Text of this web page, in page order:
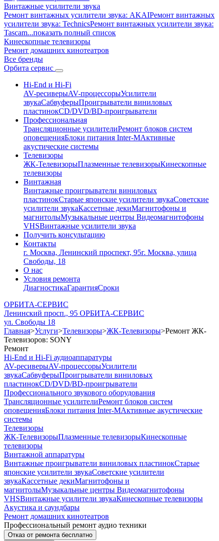
Винтажные усилители звука
Ремонт винтажных усилители звука: AKAIРемонт винтажных
усилители звука: TechnicsРемонт винтажных усилители звука:
Tascam...показать полный список
Кинескопные телевизоры
Ремонт домашних кинотеатров
Все бренды
Орбита сервис
Hi-End и Hi-Fi
AV-ресиверыAV-процессорыУсилители
звукаСабвуферыПроигрыватели виниловых
пластинокCD/DVD/BD-проигрыватели
Профессиональная
Трансляционные усилителиРемонт блоков систем
оповещенияБлоки питания Inter-MАктивные
акустические системы
Телевизоры
ЖК-ТелевизорыПлазменные телевизорыКинескопные
телевизоры
Винтажная
Винтажные проигрыватели виниловых
пластинокСтарые японские усилители звукаСоветские
усилители звукаКассетные декиМагнитофоны и
магнитолыМузыкальные центры Видеомагнитофоны
VHSВинтажные усилители звука
Получить консультацию
Контакты
г. Москва, Ленинский проспект, 95г. Москва, улица
Свободы, 18
О нас
Условия ремонта
ДиагностикаГарантияСроки
ОРБИТА-СЕРВИС
Ленинский просп., 95 ОРБИТА-СЕРВИС
ул. Свободы 18
Главная>Услуги>Телевизоры>ЖК-Телевизоры>Ремонт ЖК-
Телевизоров: SONY
Ремонт
Hi-End и Hi-Fi аудиоаппаратуры
AV-ресиверыAV-процессорыУсилители
звукаСабвуферыПроигрыватели виниловых
пластинокCD/DVD/BD-проигрыватели
Профессионального звукового оборудования
Трансляционные усилителиРемонт блоков систем
оповещенияБлоки питания Inter-MАктивные акустические
системы
Телевизоры
ЖК-ТелевизорыПлазменные телевизорыКинескопные
телевизоры
Винтажной аппаратуры
Винтажные проигрыватели виниловых пластинокСтарые
японские усилители звукаСоветские усилители
звукаКассетные декиМагнитофоны и
магнитолыМузыкальные центры Видеомагнитофоны
VHSВинтажные усилители звукаКинескопные телевизоры
Акустика и саундбары
Ремонт домашних кинотеатров
Профессиональный ремонт аудио техники
Отказ от ремонта бесплатно